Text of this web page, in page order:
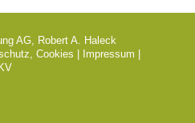
AG, Robert A. Haleck
Cookies Impressum